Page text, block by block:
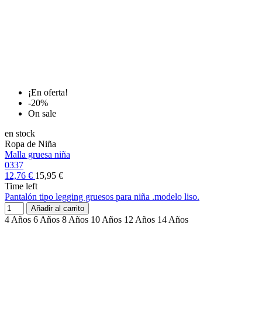
¡En oferta!
-20%
On sale
en stock
Ropa de Niña
Malla gruesa niña
0337
12,76 € 15,95 €
Time left
Pantalón tipo legging gruesos para niña .modelo liso.
Añadir al carrito
4 Años 6 Años 8 Años 10 Años 12 Años 14 Años